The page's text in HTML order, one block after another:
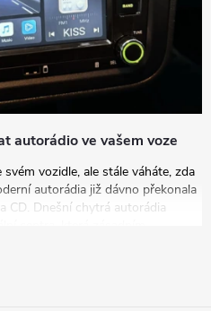
autorádio ve vašem voze
vozidle, ale stále váháte, zda
autorádia již dávno překonala
CD. Dnešní chytrá autorádia
i zábavu během každé jízdy.
přesvědčivých důvodů, proč